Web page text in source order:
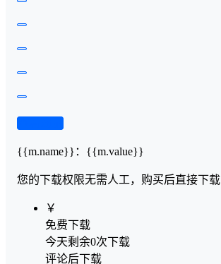
{{m.name}} ： {{m.value}}
您的下载权限无需人工，购买后直接下载
￥
免费下载
今天剩余0次下载
评论后下载